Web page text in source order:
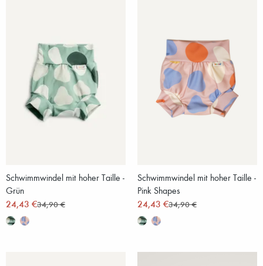
Schwimmwindel mit hoher Taille -
Grün
24,43 €34,90 €
Schwimmwindel mit hoher Taille -
Pink Shapes
24,43 €34,90 €